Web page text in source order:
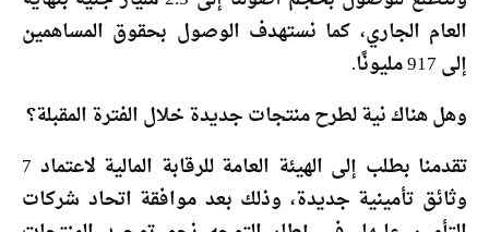
العام الجاري، كما نستهدف الوصول بحقوق المساهمين
إلى 917 مليونًا.
وهل هناك نية لطرح منتجات جديدة خلال الفترة المقبلة؟
تقدمنا بطلب إلى الهيئة العامة للرقابة المالية لاعتماد 7
وثائق تأمينية جديدة، وذلك بعد موافقة اتحاد شركات